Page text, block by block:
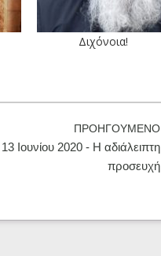
Διχόνοια!
ΠΡΟΗΓΟΥΜΕΝΟ
13 Ιουνίου 2020 - Η αδιάλειπτη
προσευχή